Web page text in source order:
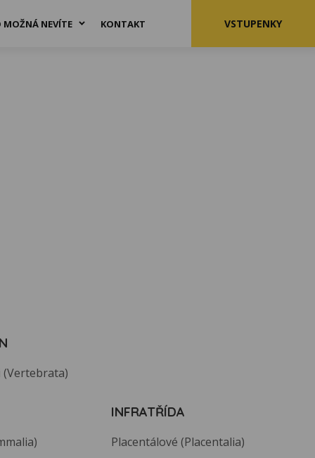
MOŽNÁ NEVÍTE KONTAKT VSTUPENKY
(Vertebrata)
INFRATŘÍDA
Placentálové (Placentalia)